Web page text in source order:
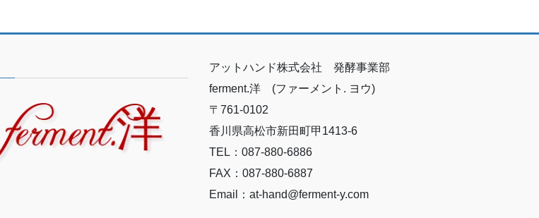
アットハンド株式会社 発酵事業部
ferment.洋 (ファーメント. ヨウ)
〒761-0102
香川県高松市新田町甲1413-6
TEL：087-880-6886
FAX：087-880-6887
Email：at-hand@ferment-y.com